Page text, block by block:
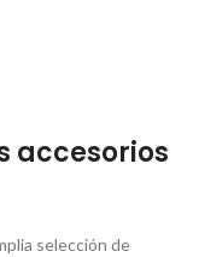
accesorios
selección de